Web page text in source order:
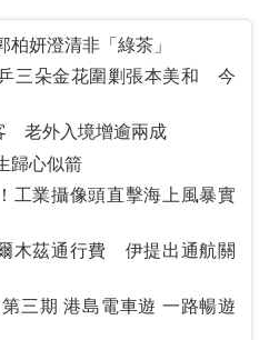
國明讚疊字得意 郭柏妍澄清非「綠茶」
三朵金花圍剿張本美和 今
老外入境增逾兩成
力 鍾培生歸心似箭
工業攝像頭直擊海上風暴實
木茲通行費 伊提出通航關
第三期 港島電車遊 一路暢遊